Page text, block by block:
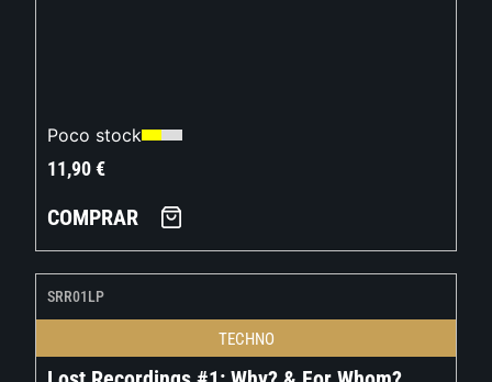
Poco stock
11,90€
COMPRAR
SRR01LP
TECHNO